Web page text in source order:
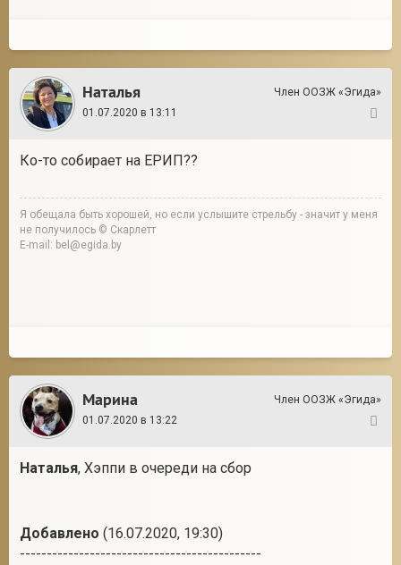
Наталья
Член ООЗЖ «Эгида»
01.07.2020 в 13:11
Ко-то собирает на ЕРИП??
Я обещала быть хорошей, но если услышите стрельбу - значит у меня
не получилось © Скарлетт
E-mail: bel@egida.by
Марина
Член ООЗЖ «Эгида»
01.07.2020 в 13:22
Наталья, Хэппи в очереди на сбор
Добавлено (16.07.2020, 19:30)
---------------------------------------------